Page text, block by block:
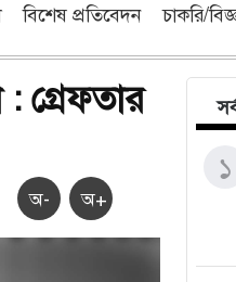
বিশেষ প্রতিবেদন চাকরি/
গ্রেফতার
অ- অ+
১